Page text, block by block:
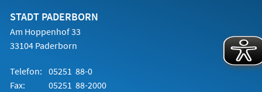
STADT PADERBORN
Am Hoppenhof 33
33104 Paderborn
Telefon: 05251 88-0
Fax:
05251 88-2000